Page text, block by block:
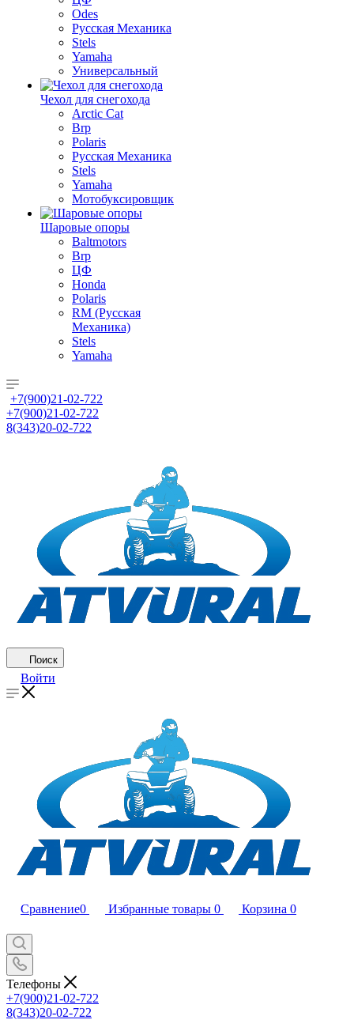
Odes
Русская Механика
Stels
Yamaha
Универсальный
Чехол для снегохода
Arctic Cat
Brp
Polaris
Русская Механика
Stels
Yamaha
Мотобуксировщик
Шаровые опоры
Baltmotors
Brp
ЦФ
Honda
Polaris
RM (Русская
Механика)
Stels
Yamaha
+7(900)21-02-722
+7(900)21-02-722
8(343)20-02-722
Поиск
Войти
Сравнение0 Избранные товары 0 Корзина 0
Телефоны
+7(900)21-02-722
8(343)20-02-722